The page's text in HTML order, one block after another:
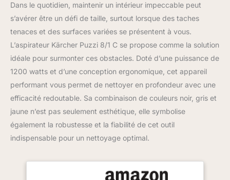
Dans le quotidien, maintenir un intérieur impeccable peut
s’avérer être un défi de taille, surtout lorsque des taches
tenaces et des surfaces variées se présentent à vous.
L’aspirateur Kärcher Puzzi 8/1 C se propose comme la solution
idéale pour surmonter ces obstacles. Doté d’une puissance de
1200 watts et d’une conception ergonomique, cet appareil
performant vous permet de nettoyer en profondeur avec une
efficacité redoutable. Sa combinaison de couleurs noir, gris et
jaune n’est pas seulement esthétique, elle symbolise
également la robustesse et la fiabilité de cet outil
indispensable pour un nettoyage optimal.